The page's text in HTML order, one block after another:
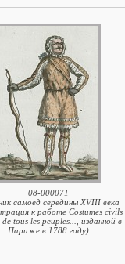
08-000071
самоед середины XVIII века
к работе Costumes civils
de tous les peuples..., изданной в
Париже в 1788 году)